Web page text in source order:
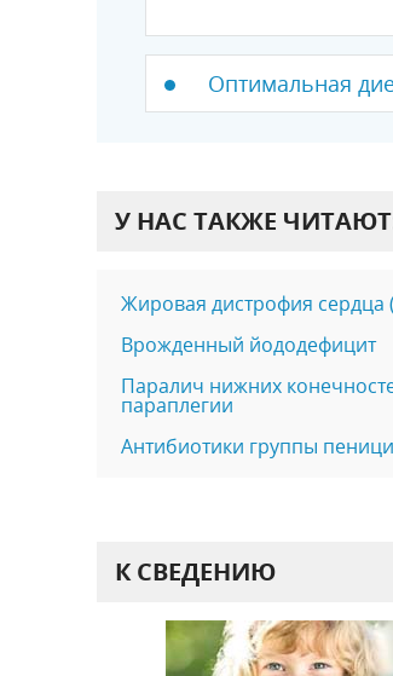
Оптимальная
У НАС ТАКЖЕ
Жировая дистрофия сердца
Врожденный йододефицит
Паралич нижних
параплегии
Антибиотики группы
К СВЕДЕНИЮ